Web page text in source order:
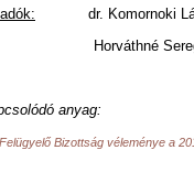
dr. Komornoki
Seregély
anyag:
Bizottság véleménye a